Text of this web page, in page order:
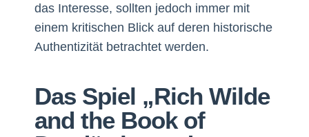
das Interesse, sollten jedoch immer mit
einem kritischen Blick auf deren historische
Authentizität betrachtet werden.
Das Spiel „Rich Wilde
and the Book of